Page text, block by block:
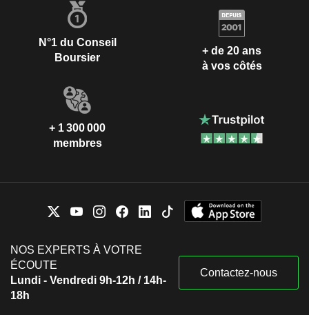
N°1 du Conseil
Boursier
+ de 20 ans
à vos côtés
+ 1 300 000
membres
NOS EXPERTS À VOTRE
ÉCOUTE
Lundi - Vendredi 9h-12h / 14h-
18h
Contactez-nous